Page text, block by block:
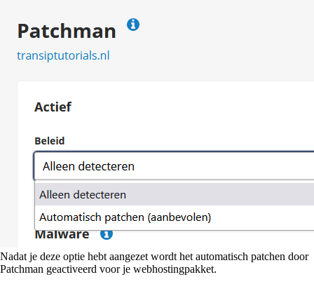
Nadat je deze optie hebt aangezet wordt het automatisch patchen door
Patchman geactiveerd voor je webhostingpakket.